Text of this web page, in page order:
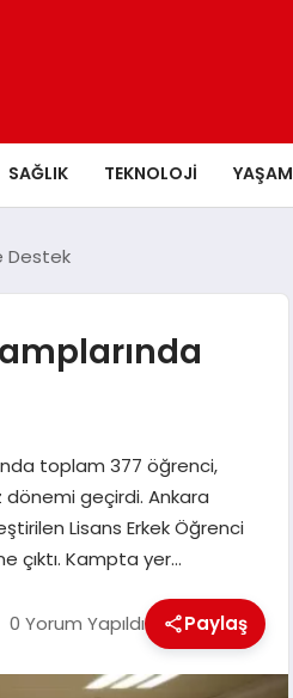
SAĞLIK TEKNOLOJI YAŞAM
Destek
toplam 377 öğrenci,
dönemi geçirdi. Ankara
Lisans Erkek Öğrenci
çıktı. Kampta yer…
0 Yorum Yapıldı Paylaş